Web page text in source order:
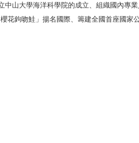
中山大學海洋科學院的成立、組織國內專
花鉤吻鮭」揚名國際、籌建全國首座國家